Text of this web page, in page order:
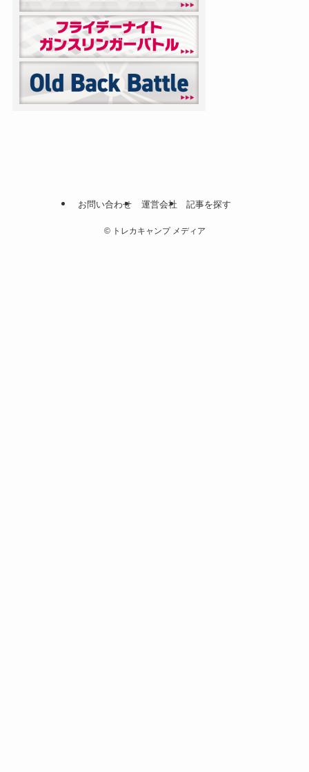
お問い合わせ 運営会社 記事を探す
©トレカキャンプ メディア